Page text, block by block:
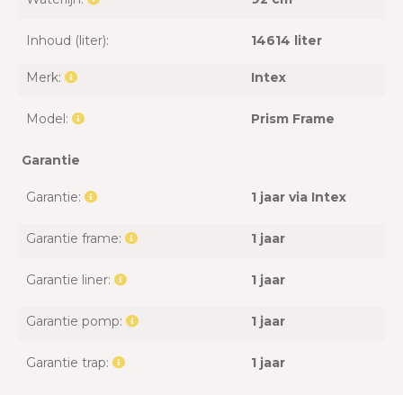
Inhoud (liter): 14614 liter
Merk: Intex
Model: Prism Frame
Garantie
Garantie: 1 jaar via Intex
Garantie frame: 1 jaar
Garantie liner: 1 jaar
Garantie pomp: 1 jaar
Garantie trap: 1 jaar